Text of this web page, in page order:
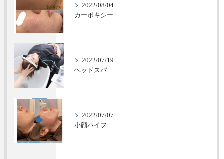
2022/08/04
カーボキシー
2022/07/19
ヘッドスパ
2022/07/07
小顔ハイフ